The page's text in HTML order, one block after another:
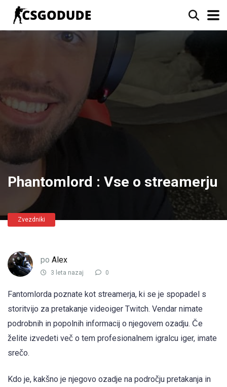
Phantomlord : Vse o streamerju
Zvezdniki
po Alex
3 leta nazaj 0
Fantomlorda poznate kot streamerja, ki se je spopadel s
storitvijo za pretakanje videoiger Twitch. Vendar nimate
podrobnih in popolnih informacij o njegovem ozadju. Če
želite izvedeti več o tem profesionalnem igralcu iger, imate
srečo.
Kdo je, kakšno je njegovo ozadje na področju pretakanja in